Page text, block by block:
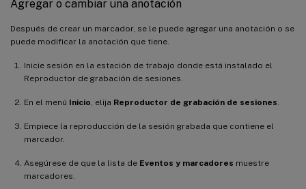
Agregar o cambiar una anotación
Después de crear un marcador, se le puede agregar una anotación o se
puede modificar la anotación que tiene.
Inicie sesión en la estación de trabajo donde está instalado el
Reproductor de grabación de sesiones.
En el menú Inicio , elija Reproductor de grabación de sesiones
Empiece la reproducción de la sesión grabada que contiene el
marcador.
Asegúrese de que la lista de Eventos y marcadores muestre
marcadores.